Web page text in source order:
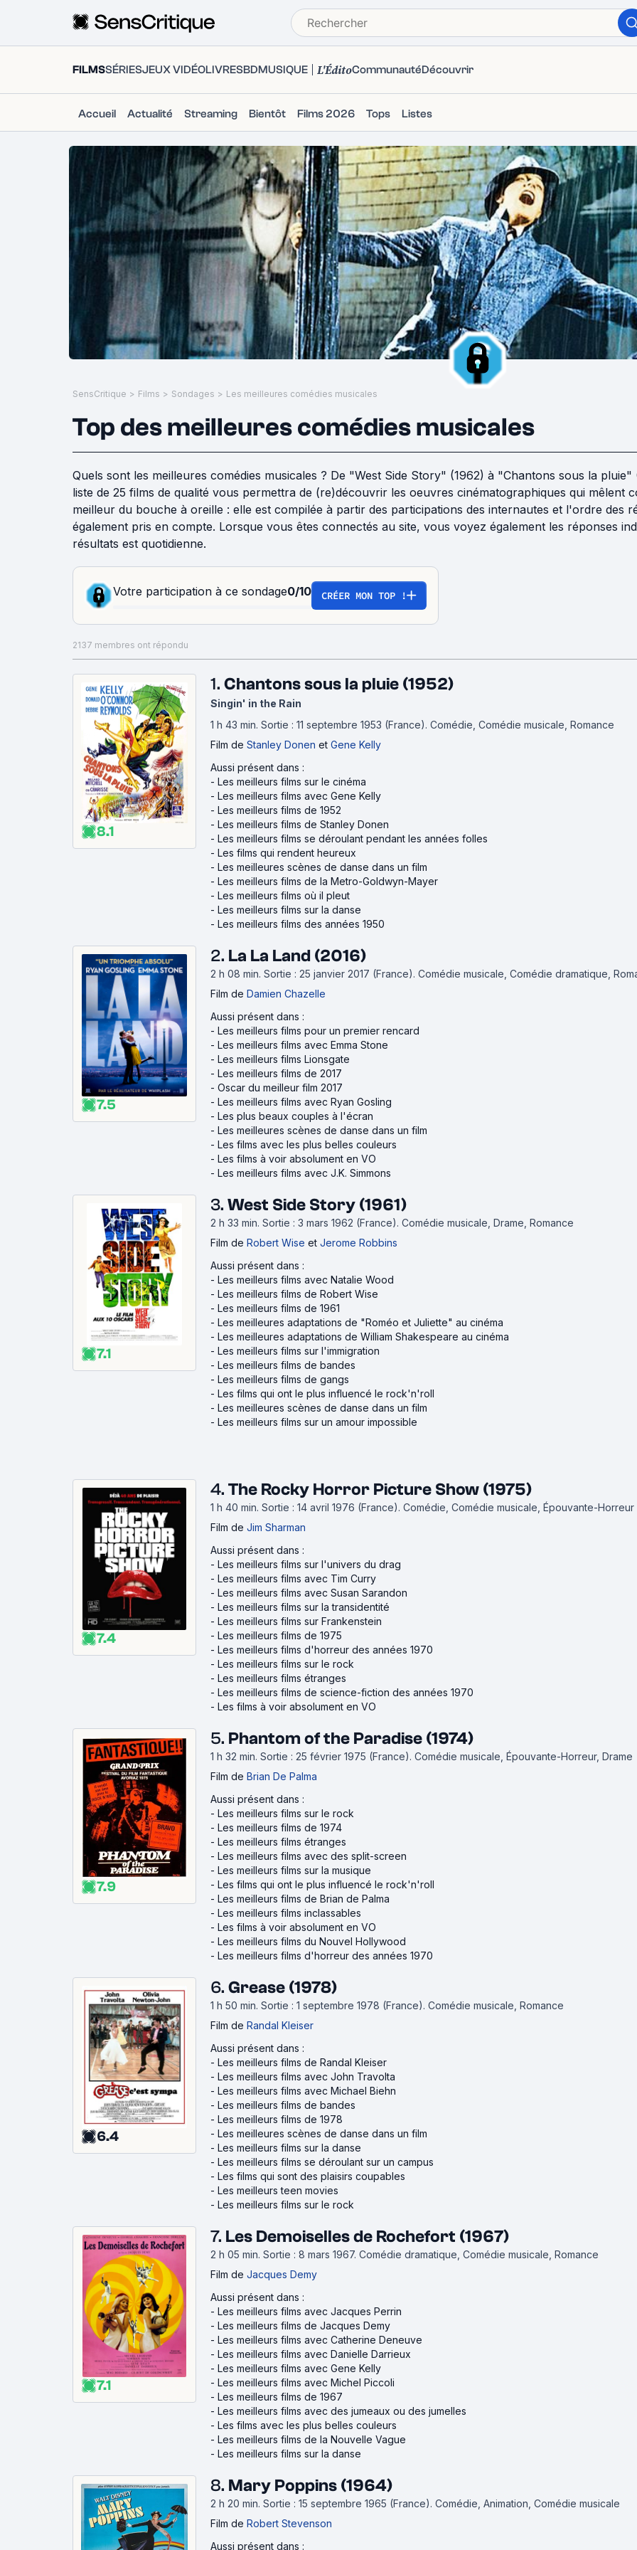
FILMSSÉRIESJEUX VIDÉOLIVRESBDMUSIQUE L'ÉditoCommunautéDécouvrir
Accueil Actualité Streaming Bientôt Films 2026 Tops Listes
SensCritique > Films > Sondages > Les meilleures comédies musicales
Top des meilleures comédies musicales
Quels sont les meilleures comédies musicales ? De "West Side Story" (1962) à "Chantons sous la
liste de 25 films de qualité vous permettra de (re)découvrir les oeuvres cinématographiques qui mêlent
meilleur du bouche à oreille : elle est compilée à partir des participations des internautes et l'ordre des
également pris en compte. Lorsque vous êtes connectés au site, vous voyez également les réponses
résultats est quotidienne.
Votre participation à ce sondage0/10 CRÉER MON TOP !
2137 membres ont répondu
8.1
1. Chantons sous la pluie (1952)
Singin' in the Rain
1 h 43 min. Sortie : 11 septembre 1953 (France). Comédie, Comédie musicale, Romance
Film de Stanley Donen et Gene Kelly
Aussi présent dans :
- Les meilleurs films sur le cinéma
- Les meilleurs films avec Gene Kelly
- Les meilleurs films de 1952
- Les meilleurs films de Stanley Donen
- Les meilleurs films se déroulant pendant les années folles
- Les films qui rendent heureux
- Les meilleures scènes de danse dans un film
- Les meilleurs films de la Metro-Goldwyn-Mayer
- Les meilleurs films où il pleut
- Les meilleurs films sur la danse
- Les meilleurs films des années 1950
7.5
2. La La Land (2016)
2 h 08 min. Sortie : 25 janvier 2017 (France). Comédie musicale, Comédie dramatique,
Film de Damien Chazelle
Aussi présent dans :
- Les meilleurs films pour un premier rencard
- Les meilleurs films avec Emma Stone
- Les meilleurs films Lionsgate
- Les meilleurs films de 2017
- Oscar du meilleur film 2017
- Les meilleurs films avec Ryan Gosling
- Les plus beaux couples à l'écran
- Les meilleures scènes de danse dans un film
- Les films avec les plus belles couleurs
- Les films à voir absolument en VO
- Les meilleurs films avec J.K. Simmons
7.1
3. West Side Story (1961)
2 h 33 min. Sortie : 3 mars 1962 (France). Comédie musicale, Drame, Romance
Film de Robert Wise et Jerome Robbins
Aussi présent dans :
- Les meilleurs films avec Natalie Wood
- Les meilleurs films de Robert Wise
- Les meilleurs films de 1961
- Les meilleures adaptations de "Roméo et Juliette" au cinéma
- Les meilleures adaptations de William Shakespeare au cinéma
- Les meilleurs films sur l'immigration
- Les meilleurs films de bandes
- Les meilleurs films de gangs
- Les films qui ont le plus influencé le rock'n'roll
- Les meilleures scènes de danse dans un film
- Les meilleurs films sur un amour impossible
7.4
4. The Rocky Horror Picture Show (1975)
1 h 40 min. Sortie : 14 avril 1976 (France). Comédie, Comédie musicale, Épouvante-Horreur
Film de Jim Sharman
Aussi présent dans :
- Les meilleurs films sur l'univers du drag
- Les meilleurs films avec Tim Curry
- Les meilleurs films avec Susan Sarandon
- Les meilleurs films sur la transidentité
- Les meilleurs films sur Frankenstein
- Les meilleurs films de 1975
- Les meilleurs films d'horreur des années 1970
- Les meilleurs films sur le rock
- Les meilleurs films étranges
- Les meilleurs films de science-fiction des années 1970
- Les films à voir absolument en VO
7.9
5. Phantom of the Paradise (1974)
1 h 32 min. Sortie : 25 février 1975 (France). Comédie musicale, Épouvante-Horreur, Drame
Film de Brian De Palma
Aussi présent dans :
- Les meilleurs films sur le rock
- Les meilleurs films de 1974
- Les meilleurs films étranges
- Les meilleurs films avec des split-screen
- Les meilleurs films sur la musique
- Les films qui ont le plus influencé le rock'n'roll
- Les meilleurs films de Brian de Palma
- Les meilleurs films inclassables
- Les films à voir absolument en VO
- Les meilleurs films du Nouvel Hollywood
- Les meilleurs films d'horreur des années 1970
6.4
6. Grease (1978)
1 h 50 min. Sortie : 1 septembre 1978 (France). Comédie musicale, Romance
Film de Randal Kleiser
Aussi présent dans :
- Les meilleurs films de Randal Kleiser
- Les meilleurs films avec John Travolta
- Les meilleurs films avec Michael Biehn
- Les meilleurs films de bandes
- Les meilleurs films de 1978
- Les meilleures scènes de danse dans un film
- Les meilleurs films sur la danse
- Les meilleurs films se déroulant sur un campus
- Les films qui sont des plaisirs coupables
- Les meilleurs teen movies
- Les meilleurs films sur le rock
7.1
7. Les Demoiselles de Rochefort (1967)
2 h 05 min. Sortie : 8 mars 1967. Comédie dramatique, Comédie musicale, Romance
Film de Jacques Demy
Aussi présent dans :
- Les meilleurs films avec Jacques Perrin
- Les meilleurs films de Jacques Demy
- Les meilleurs films avec Catherine Deneuve
- Les meilleurs films avec Danielle Darrieux
- Les meilleurs films avec Gene Kelly
- Les meilleurs films avec Michel Piccoli
- Les meilleurs films de 1967
- Les meilleurs films avec des jumeaux ou des jumelles
- Les films avec les plus belles couleurs
- Les meilleurs films de la Nouvelle Vague
- Les meilleurs films sur la danse
8. Mary Poppins (1964)
2 h 20 min. Sortie : 15 septembre 1965 (France). Comédie, Animation, Comédie musicale
Film de Robert Stevenson
Aussi présent dans :